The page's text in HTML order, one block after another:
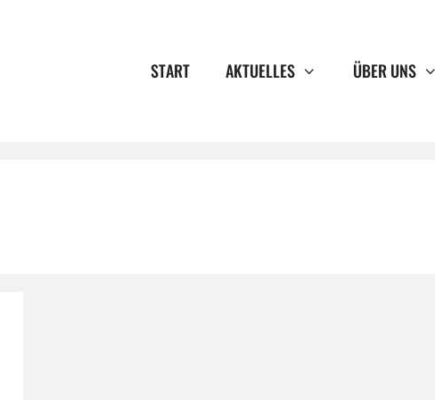
START AKTUELLES ÜBER UNS